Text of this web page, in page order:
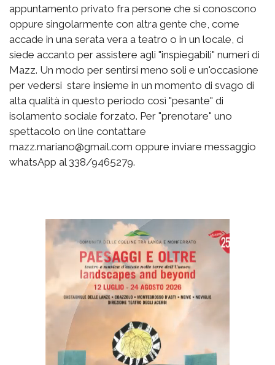
appuntamento privato fra persone che si conoscono
oppure singolarmente con altra gente che, come
accade in una serata vera a teatro o in un locale, ci
siede accanto per assistere agli "inspiegabili" numeri di
Mazz. Un modo per sentirsi meno soli e un'occasione
per vedersi stare insieme in un momento di svago di
alta qualità in questo periodo così "pesante" di
isolamento sociale forzato. Per "prenotare" uno
spettacolo on line contattare
mazz.mariano@gmail.com oppure inviare messaggio
whatsApp al 338/9465279.